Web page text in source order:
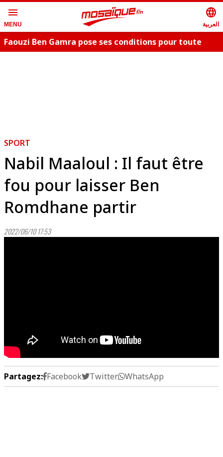
menu
MENU
language
العربية
Faouzi Ben Gamra pose ses conditions pour toute
SPORT
Nabil Maaloul : Il faut être
fou pour laisser Ben
Romdhane partir
2022/06/10 17:53
Partagez: Facebook Twitter WhatsApp